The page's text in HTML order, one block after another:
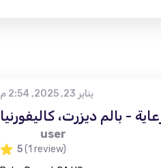
يناير 23, 2025, 2:54 م
بالم ديزرت، كاليفورنيا
user
5(1 review)